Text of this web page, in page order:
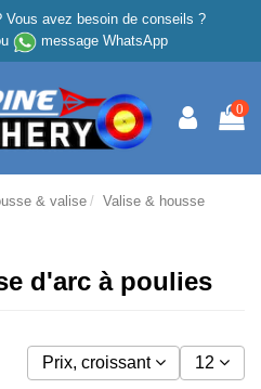
Vous avez besoin de conseils ?
message WhatsApp
0
& valise
Valise & housse
d'arc à poulies
Prix, croissant 12